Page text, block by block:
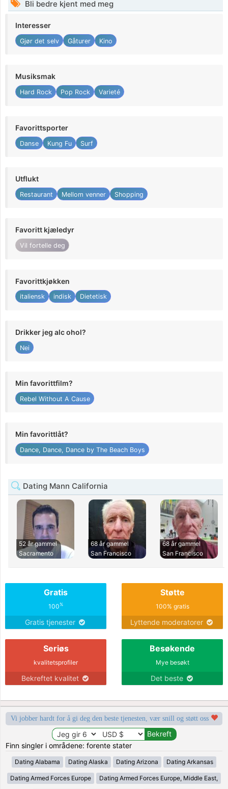
Bli bedre kjent med meg
Interesser
Gjør det selv Gåturer Kino
Musiksmak
Hard Rock Pop Rock Varieté
Favorittsporter
Danse Kung Fu Surf
Utflukt
Restaurant Mellom venner Shopping
Favoritt kjæledyr
Vil fortelle deg
Favorittkjøkken
italiensk indisk Dietetisk
Drikker jeg alc ohol?
Nei
Min favorittfilm?
Rebel Without A Cause
Min favorittlåt?
Dance, Dance, Dance by The Beach Boys
Dating Mann California
52 år gammel
Sacramento
68 år gammel
San Francisco
68 år gammel
San Francisco
Gratis
100%
Gratis tjenester
Støtte
100% gratis
Lyttende moderatorer
Seriøs
kvalitetsprofiler
Bekreftet kvalitet
Besøkende
Mye besøkt
Det beste
Vi jobber hardt for å gi deg den beste tjenesten, vær snill og støtt oss
Finn singler i områdene: forente stater
Dating Alabama Dating Alaska Dating Arizona Dating Arkansas
Dating Armed Forces Europe Dating Armed Forces Europe, Middle East,